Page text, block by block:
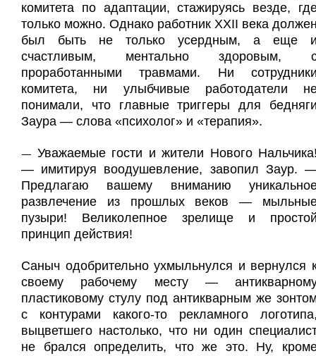
комитета по адаптации, стажируясь везде,
только можно. Однако работник XXII века
был быть не только усердным, а еще
счастливым, ментально здоровым,
проработанными травмами. Ни
комитета, ни улыбчивые работодатели
понимали, что главные триггеры для
Заура — слова «психолог» и «терапия».
— Уважаемые гости и жители Нового
— имитируя воодушевление, завопил Заур.
Предлагаю вашему вниманию
развлечение из прошлых веков —
пузыри! Великолепное зрелище и
принцип действия!
Саныч одобрительно ухмыльнулся и вернулся
своему рабочему месту —
пластиковому стулу под антикварным же
с контурами какого-то рекламного
выцветшего настолько, что ни один
не брался определить, что же это. Ну,